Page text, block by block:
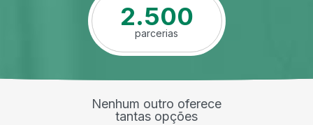
2.500
parcerias
Nenhum outro oferece
tantas opções